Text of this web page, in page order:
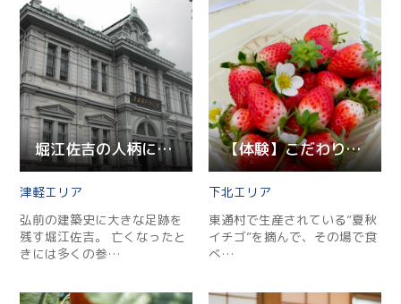
堀江佐吉の人柄に触れる旅
津軽
弘前の建築史に大きな足跡を
残す堀江佐吉。 亡くなったと
きには多くの参…
【体験】こだわりの”夏秋イチゴ”フルーツピッキング
下北
東通村で生産されている”夏秋
イチゴ”を摘んで、その場で食
べ…